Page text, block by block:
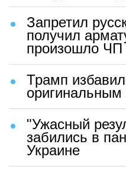
Запретил
получил
произошло ЧП
Трамп
оригинальным
"Ужасный
забились в
Украине